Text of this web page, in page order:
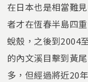
在日本也是相當難
者才在恆春半島四
蛻殼，之後到2004
的內文溪目擊到黃
多，但經過將近20